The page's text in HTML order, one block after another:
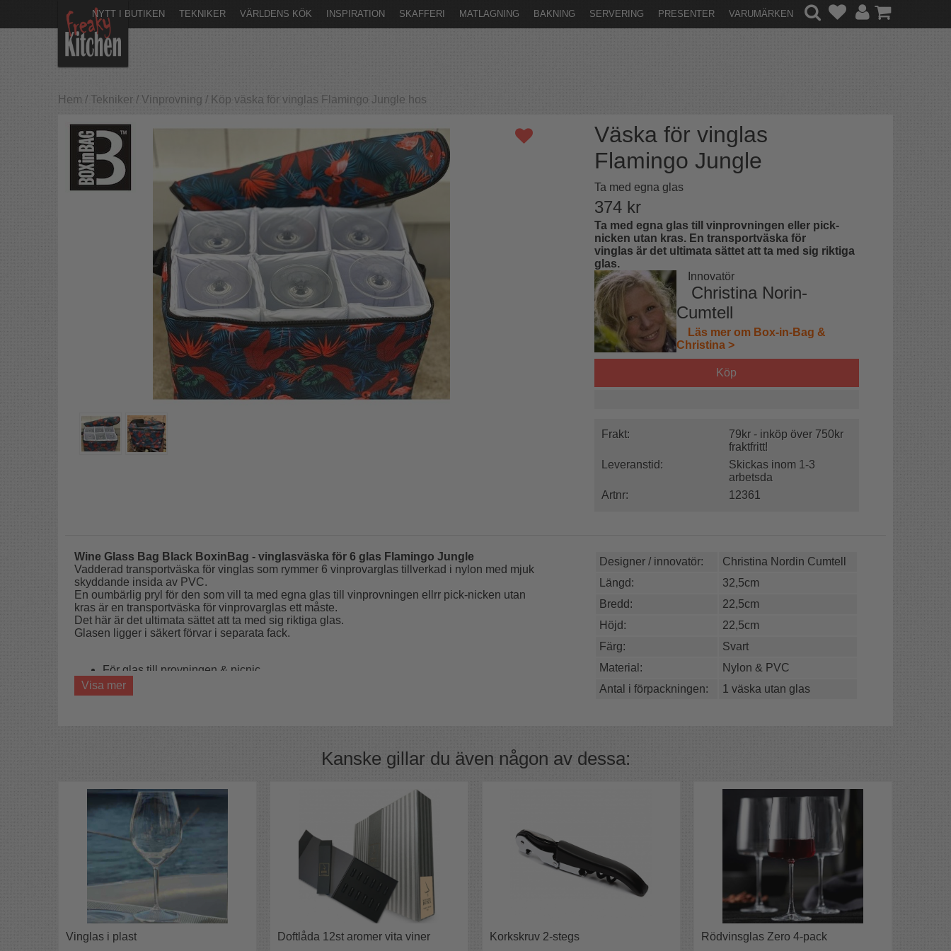
NYTT I BUTIKEN TEKNIKER VÄRLDENS KÖK INSPIRATION SKAFFERI MATLAGNING BAKNING SERVERING PRESENTER VARUMÄRKEN
Hem / Tekniker / Vinprovning / Köp väska för vinglas Flamingo Jungle hos
Väska för vinglas
Flamingo Jungle
Ta med egna glas
374kr
Ta med egna glas till vinprovningen eller pick-
nicken utan kras. En transportväska för
vinglas är det ultimata sättet att ta med sig riktiga
glas.
nnovatör
Christina Norin-
Cumtell
Läs mer om Box-in-Bag &
Christina >
Köp
Frakt:
79kr - inköp över 750kr
fraktfritt!
Leveranstid:
Skickas inom 1-3
arbetsda
Artnr:
12361
Wine Glass Bag Black BoxinBag - vinglasväska för 6 glas Flamingo Jungle
Vadderad transportväska för vinglas som rymmer 6 vinprovarglas tillverkad i nylon med mjuk
skyddande insida av PVC.
En oumbärlig pryl för den som vill ta med egna glas till vinprovningen ellrr pick-nicken utan
kras är en transportväska för vinprovarglas ett måste.
Det här är det ultimata sättet att ta med sig riktiga glas.
Glasen ligger i säkert förvar i separata fack.
För glas till provningen & picnic
Skyddar glasen
Rymmer 6 vinprovarglas
Glasväskan har axelrem eller bärrem och ficka för provningsanteckningar.
Vinprovarväska tillverkad i 600D nylon och invändigt klädd med PVC för enkel rengöring.
Bag för vinglas som rymmer 6 vinglas.
Höjd 225 mm
längd 325 mm
bredd 222 mm.
Levereras hopvikt.
OBS! Vinglas ingår ej!!
Visa mer
Designer / innovatör:
Christina Nordin Cumtell
Längd:
32,5cm
Bredd:
22,5cm
Höjd:
22,5cm
Färg:
Svart
Material:
Nylon & PVC
Antal i förpackningen:
1 väska utan glas
Kanske gillar du även någon av dessa:
Vinglas i plast Doftlåda 12st aromer vita viner Korkskruv 2-stegs Rödvinsglas Zero 4-pack